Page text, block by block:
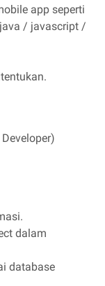
app seperti
/ javascript /
dalam
database